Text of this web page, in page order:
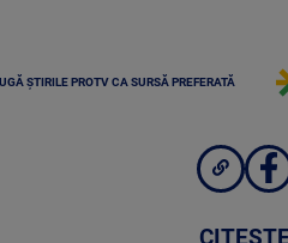
ȘTIRILE PROTV CA SURSĂ PREFERATĂ